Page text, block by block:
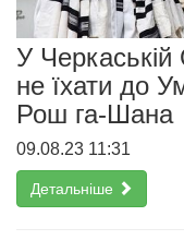
У
не їхати до
Рош га-Шана
09.08.23 11:31
Детальніше